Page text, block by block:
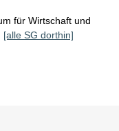
für Wirtschaft und
[alle SG dorthin]